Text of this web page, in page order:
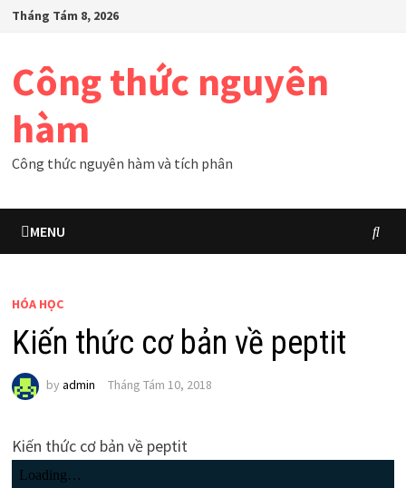
SkipTháng Tám 8, 2026
Công thức nguyên
hàm
Công thức nguyên hàm và tích phân
MENU
HÓA HỌC
Kiến thức cơ bản về peptit
by admin Tháng Tám 10, 2018
Kiến thức cơ bản về peptit